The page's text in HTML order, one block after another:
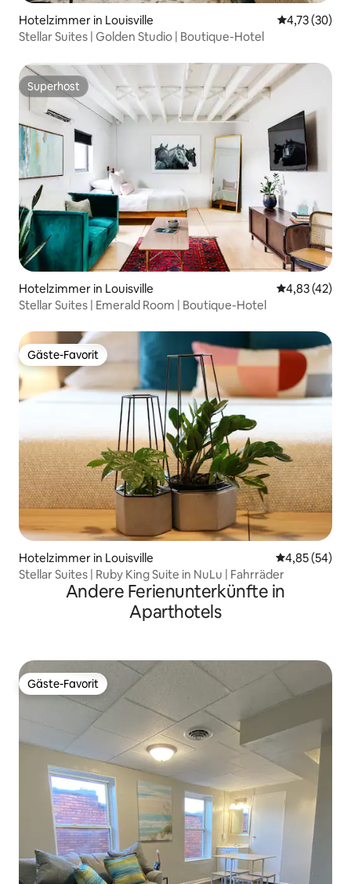
Hotelzimmer in Louisville
4,73 (30)
Stellar Suites | Golden Studio | Boutique-Hotel
Superhost
Superhost
Hotelzimmer in Louisville
4,83 (42)
Stellar Suites | Emerald Room | Boutique-Hotel
Gäste-Favorit
Gäste-Favorit
Hotelzimmer in Louisville
4,85 (54)
Stellar Suites | Ruby King Suite in NuLu | Fahrräder
Andere Ferienunterkünfte in
Aparthotels
Gäste-Favorit
Gäste-Favorit